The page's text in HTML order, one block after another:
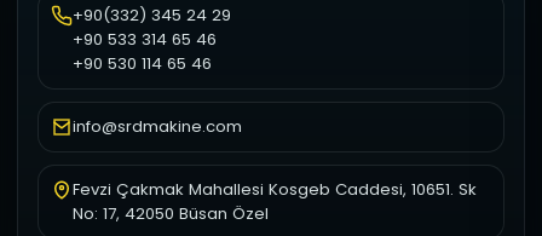
+90(332) 345 24 29
+90 533 314 65 46
+90 530 114 65 46
info@srdmakine.com
Fevzi Çakmak Mahallesi Kosgeb Caddesi, 10651. Sk
No: 17, 42050 Büsan Özel